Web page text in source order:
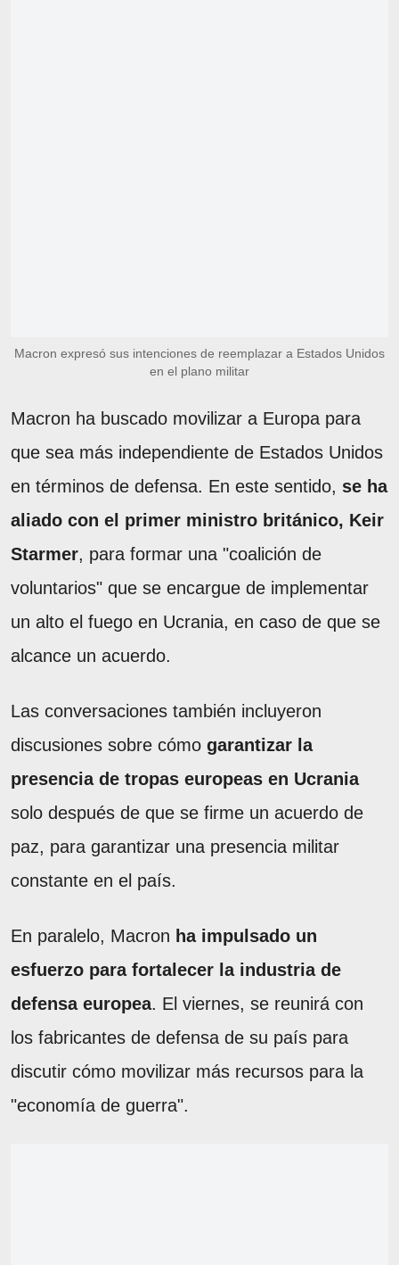
Macron expresó sus intenciones de reemplazar a Estados Unidos
en el plano militar
Macron ha buscado movilizar a Europa para
que sea más independiente de Estados Unidos
en términos de defensa. En este sentido, se ha
aliado con el primer ministro británico, Keir
Starmer, para formar una "coalición de
voluntarios" que se encargue de implementar
un alto el fuego en Ucrania, en caso de que se
alcance un acuerdo.
Las conversaciones también incluyeron
discusiones sobre cómo garantizar la
presencia de tropas europeas en Ucrania
solo después de que se firme un acuerdo de
paz, para garantizar una presencia militar
constante en el país.
En paralelo, Macron ha impulsado un
esfuerzo para fortalecer la industria de
defensa europea. El viernes, se reunirá con
los fabricantes de defensa de su país para
discutir cómo movilizar más recursos para la
"economía de guerra".